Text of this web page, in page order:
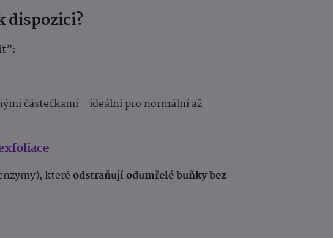
dispozici?
částečkami - ideální pro normální až
kteréodstraňují odumřelé buňky bez